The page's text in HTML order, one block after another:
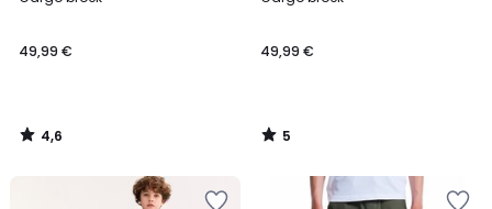
49,99 €
4,6
/
49,99 €
5
/